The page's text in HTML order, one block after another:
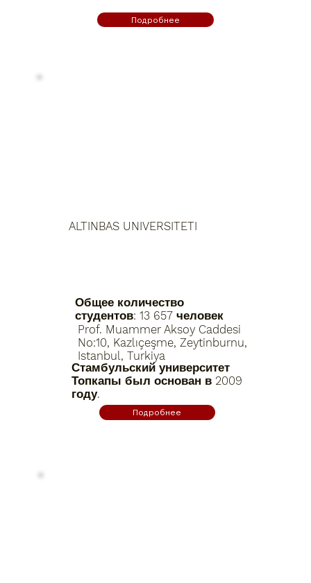
Prof. Muammer Aksoy Caddesi
No:10, Kazlıçeşme, Zeytinburnu,
Istanbul, Turkiya
Общее количество
студентов: 13 657 человек
Стамбульский университет
Топкапы был основан в 2009
году.
ALTINBAS UNIVERSITETI
Подробнее
Подробнее